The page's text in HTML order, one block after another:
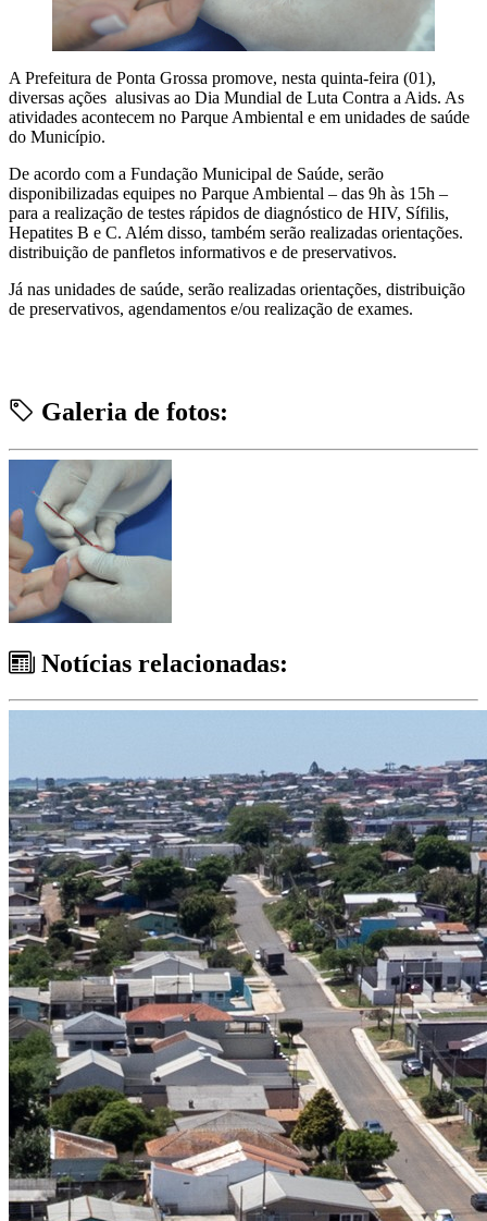
A Prefeitura de Ponta Grossa promove, nesta quinta-feira (01),
diversas ações alusivas ao Dia Mundial de Luta Contra a Aids. As
atividades acontecem no Parque Ambiental e em unidades de saúde
do Município.
De acordo com a Fundação Municipal de Saúde, serão
disponibilizadas equipes no Parque Ambiental – das 9h às 15h –
para a realização de testes rápidos de diagnóstico de HIV, Sífilis,
Hepatites B e C. Além disso, também serão realizadas orientações.
distribuição de panfletos informativos e de preservativos.
Já nas unidades de saúde, serão realizadas orientações, distribuição
de preservativos, agendamentos e/ou realização de exames.
Galeria de fotos:
Notícias relacionadas: